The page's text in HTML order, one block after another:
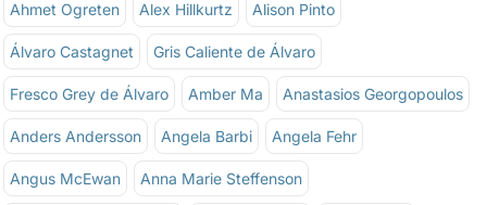
Ahmet Ogreten Alex Hillkurtz Alison Pinto
Álvaro Castagnet Gris Caliente de Álvaro
Fresco Grey de Álvaro Amber Ma Anastasios Georgopoulos
Anders Andersson Angela Barbi Angela Fehr
Angus McEwan Anna Marie Steffenson